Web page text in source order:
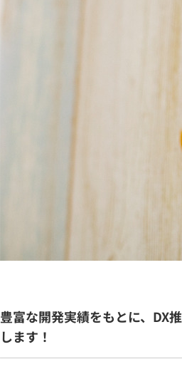
豊富な開発実績をもとに、DX
します！